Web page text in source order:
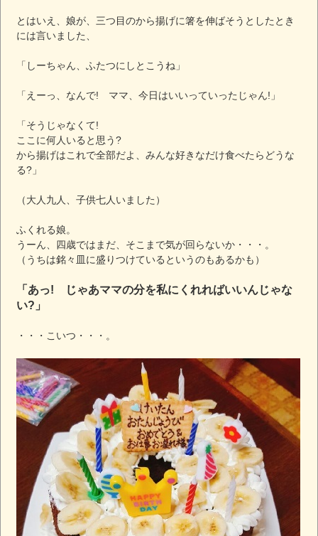
とはいえ、娘が、三つ目のから揚げに箸を伸ばそうとしたとき
には言いました、
「しーちゃん、ふたつにしとこうね」
「えーっ、なんで! ママ、今日はいいっていったじゃん!」
「そうじゃなくて!
ここに何人いると思う?
から揚げはこれで全部だよ、みんな好きなだけ食べたらどうな
る?」
（大人九人、子供七人いました）
ふくれる娘。
うーん、四歳ではまだ、そこまで気が回らないか・・・。
（うちは銘々皿に盛りつけているというのもあるかも）
「あっ! じゃあママの分を私にくれればいいんじゃな
い?」
・・・こいつ・・・。